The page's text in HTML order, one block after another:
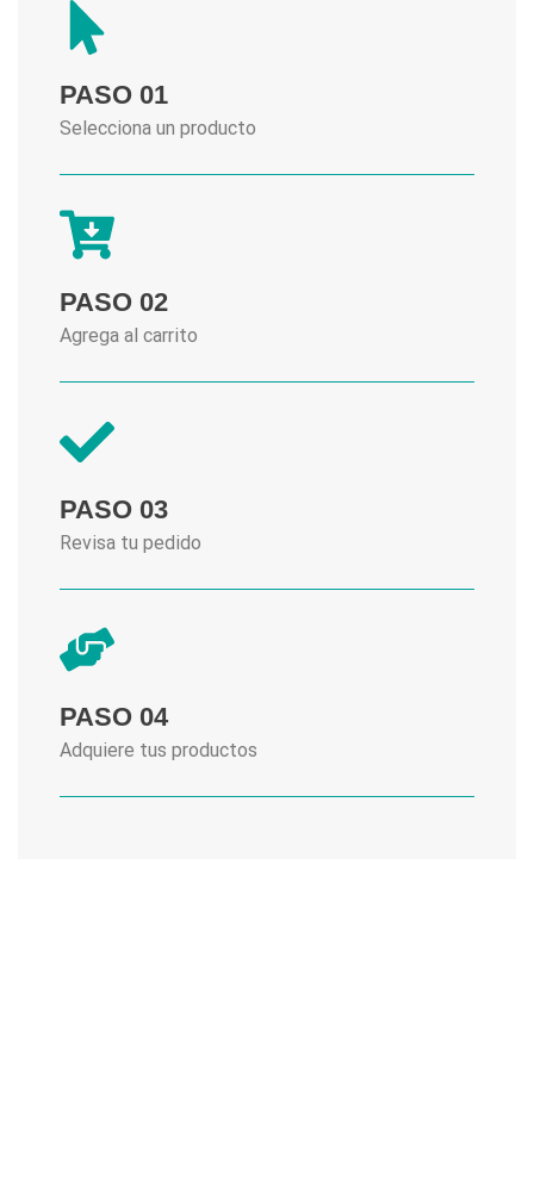
PASO 01
Selecciona un producto
PASO 02
Agrega al carrito
PASO 03
Revisa tu pedido
PASO 04
Adquiere tus productos